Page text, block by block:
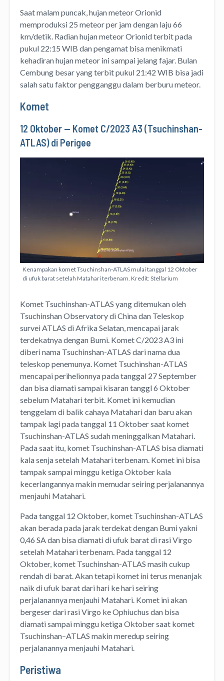
Saat malam puncak, hujan meteor Orionid
memproduksi 25 meteor per jam dengan laju 66
km/detik. Radian hujan meteor Orionid terbit pada
pukul 22:15 WIB dan pengamat bisa menikmati
kehadiran hujan meteor ini sampai jelang fajar. Bulan
Cembung besar yang terbit pukul 21:42 WIB bisa jadi
salah satu faktor pengganggu dalam berburu meteor.
Komet
12 Oktober — Komet C/2023 A3 (Tsuchinshan-
ATLAS) di Perigee
Kenampakan komet Tsuchinshan-ATLAS mulai tanggal 12 Oktober
di ufuk barat setelah Matahari terbenam. Kredit: Stellarium
Komet Tsuchinshan-ATLAS yang ditemukan oleh
Tsuchinshan Observatory di China dan Teleskop
survei ATLAS di Afrika Selatan, mencapai jarak
terdekatnya dengan Bumi. Komet C/2023 A3 ini
diberi nama Tsuchinshan-ATLAS dari nama dua
teleskop penemunya. Komet Tsuchinshan-ATLAS
mencapai perihelionnya pada tanggal 27 September
dan bisa diamati sampai kisaran tanggl 6 Oktober
sebelum Matahari terbit. Komet ini kemudian
tenggelam di balik cahaya Matahari dan baru akan
tampak lagi pada tanggal 11 Oktober saat komet
Tsuchinshan-ATLAS sudah meninggalkan Matahari.
Pada saat itu, komet Tsuchinshan-ATLAS bisa diamati
kala senja setelah Matahari terbenam. Komet ini bisa
tampak sampai minggu ketiga Oktober kala
kecerlangannya makin memudar seiring perjalanannya
menjauhi Matahari.
Pada tanggal 12 Oktober, komet Tsuchinshan-ATLAS
akan berada pada jarak terdekat dengan Bumi yakni
0,46 SA dan bisa diamati di ufuk barat di rasi Virgo
setelah Matahari terbenam. Pada tanggal 12
Oktober, komet Tsuchinshan-ATLAS masih cukup
rendah di barat. Akan tetapi komet ini terus menanjak
naik di ufuk barat dari hari ke hari seiring
perjalanannya menjauhi Matahari. Komet ini akan
bergeser dari rasi Virgo ke Ophiuchus dan bisa
diamati sampai minggu ketiga Oktober saat komet
Tsuchinshan–ATLAS makin meredup seiring
perjalanannya menjauhi Matahari.
Peristiwa